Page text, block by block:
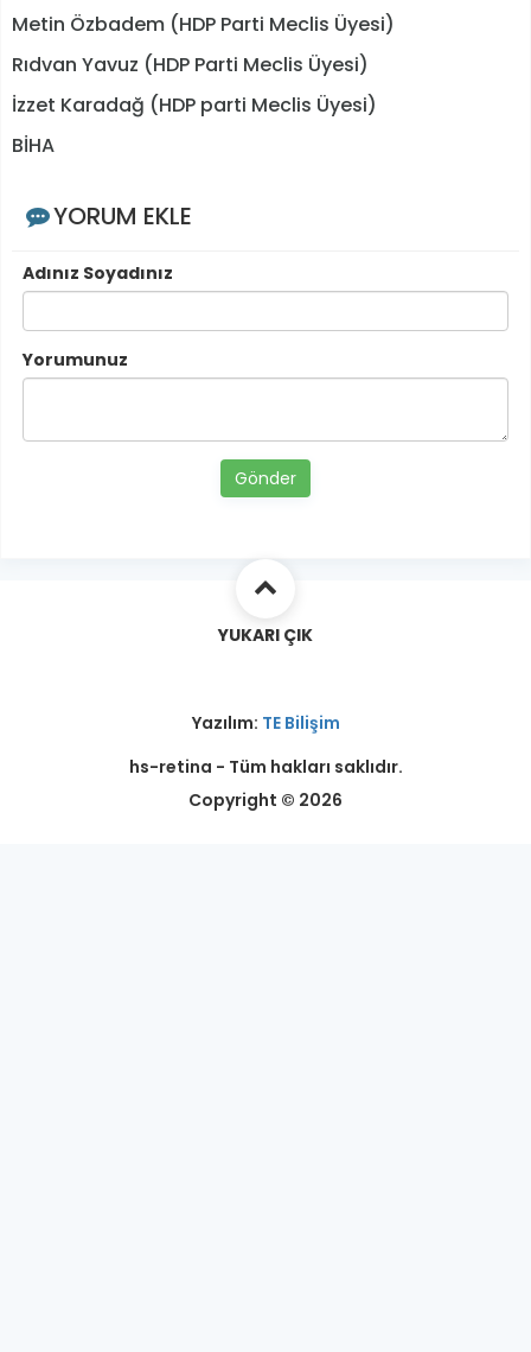
Metin Özbadem (HDP Parti Meclis Üyesi)
Rıdvan Yavuz (HDP Parti Meclis Üyesi)
İzzet Karadağ (HDP parti Meclis Üyesi)
BİHA
YORUM EKLE
Adınız Soyadınız
Yorumunuz
Gönder
YUKARI ÇIK
Yazılım: TE Bilişim
hs-retina - Tüm hakları saklıdır.
Copyright © 2026